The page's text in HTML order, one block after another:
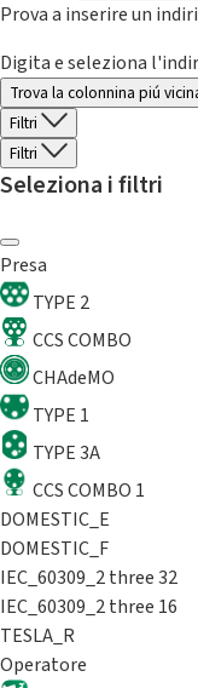
Prova a inserire un
Digita e seleziona
Trova la colonnina piú
Filtri
Filtri
Seleziona i filtri
Presa
TYPE 2
CCS COMBO
CHAdeMO
TYPE 1
TYPE 3A
CCS COMBO 1
DOMESTIC_E
DOMESTIC_F
IEC_60309_2 three 32
IEC_60309_2 three 16
TESLA_R
Operatore